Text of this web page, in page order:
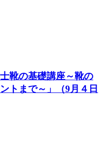
靴の基礎講座～靴の
トまで～」（9月４日